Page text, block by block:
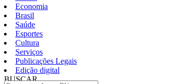
Economia
Brasil
Saúde
Esportes
Cultura
Serviços
Publicações Legais
Edição digital
BUSCAR